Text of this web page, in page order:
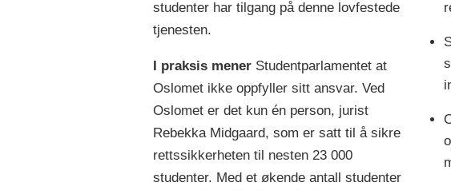
studenter har tilgang på denne lovfestede
tjenesten.
I praksis menerStudentparlamentet at
Oslomet ikke oppfyller sitt ansvar. Ved
Oslomet er det kun én person, jurist
Rebekka Midgaard, som er satt til å sikre
rettssikkerheten til nesten 23 000
studenter. Med et økende antall studenter